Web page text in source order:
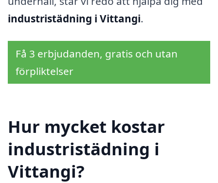
industristädning i Vittangi.
Få 3 erbjudanden, gratis och utan
förpliktelser
Hur mycket kostar
industristädning i
Vittangi?